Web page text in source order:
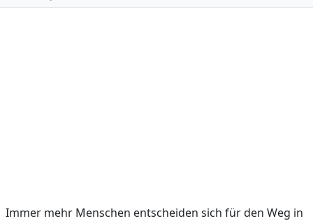
Immer mehr Menschen entscheiden sich für den Weg in